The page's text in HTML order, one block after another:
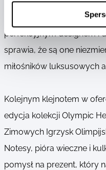
legendarne pióra, mimo
perfekcyjnym designem i
sprawia, że są one
miłośników luksusowych
Kolejnym klejnotem w
edycja kolekcji Olympic
Zimowych Igrzysk
Notesy, pióra wieczne i
pomysł na prezent, który